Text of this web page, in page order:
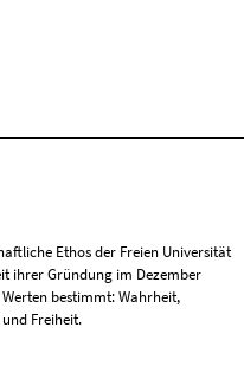
Ethos der Freien Universität
ihrer Gründung im Dezember
Werten bestimmt: Wahrheit,
Freiheit.